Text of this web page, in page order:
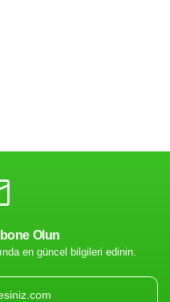
Olun
en güncel bilgileri edinin.